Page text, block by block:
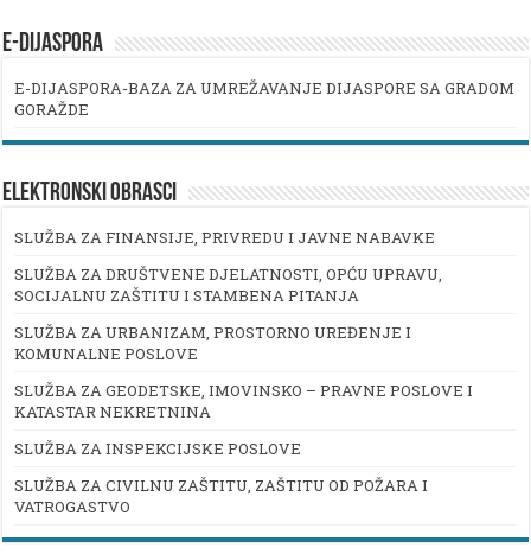
E-DIJASPORA
E-DIJASPORA-BAZA ZA UMREŽAVANJE DIJASPORE SA GRADOM
GORAŽDE
ELEKTRONSKI OBRASCI
SLUŽBA ZA FINANSIJE, PRIVREDU I JAVNE NABAVKE
SLUŽBA ZA DRUŠTVENE DJELATNOSTI, OPĆU UPRAVU,
SOCIJALNU ZAŠTITU I STAMBENA PITANJA
SLUŽBA ZA URBANIZAM, PROSTORNO UREĐENJE I
KOMUNALNE POSLOVE
SLUŽBA ZA GEODETSKE, IMOVINSKO – PRAVNE POSLOVE I
KATASTAR NEKRETNINA
SLUŽBA ZA INSPEKCIJSKE POSLOVE
SLUŽBA ZA CIVILNU ZAŠTITU, ZAŠTITU OD POŽARA I
VATROGASTVO